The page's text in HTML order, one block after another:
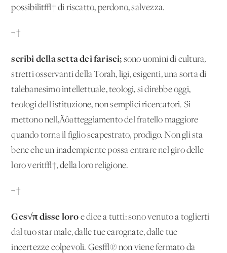
possibilit√† di riscatto, perdono, salvezza.
¬†
scribi della setta dei farisei; sono uomini di cultura,
stretti osservanti della Torah, ligi, esigenti, una sorta di
talebanesimo intellettuale, teologi, si direbbe oggi,
teologi dell'istituzione, non semplici ricercatori. Si
mettono nell‚Äôatteggiamento del fratello maggiore
quando torna il figlio scapestrato, prodigo. Non gli sta
bene che un inadempiente possa entrare nel giro delle
loro verit√†, della loro religione.
¬†
Ges√π disse loro e dice a tutti: sono venuto a toglierti
dal tuo star male, dalle tue carognate, dalle tue
incertezze colpevoli. Ges√π non viene fermato da